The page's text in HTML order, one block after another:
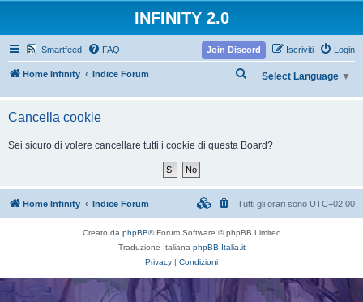
INFINITY 2.0
Smartfeed FAQ Login
Iscriviti
Join Discord
Home Infinity Indice Forum Select Language ▼
c
a
Cancella cookie
Sei sicuro di volere cancellare tutti i cookie di questa Board?
Home Infinity Indice Forum Tutti gli orari sono UTC+02:00
Creato da phpBB® Forum Software © phpBB Limited
Traduzione Italiana phpBB-Italia.it
Privacy | Condizioni